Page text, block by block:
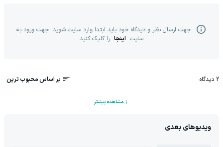
جهت ارسال نظر و دیدگاه خود باید ابتدا وارد سایت شوید. جهت ورود به
سایت اینجا را کلیک کنید
2 دیدگاه بر اساس محبوب ترین
مشاهده بیشتر
ویدیوهای بعدی